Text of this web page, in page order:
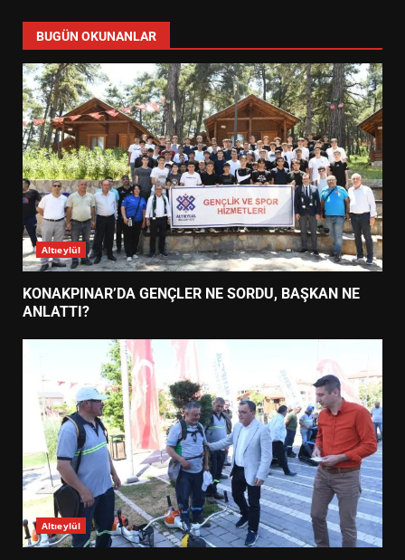
BUGÜN OKUNANLAR
Altıeylül
KONAKPINAR’DA GENÇLER NE SORDU, BAŞKAN NE
ANLATTI?
Altıeylül